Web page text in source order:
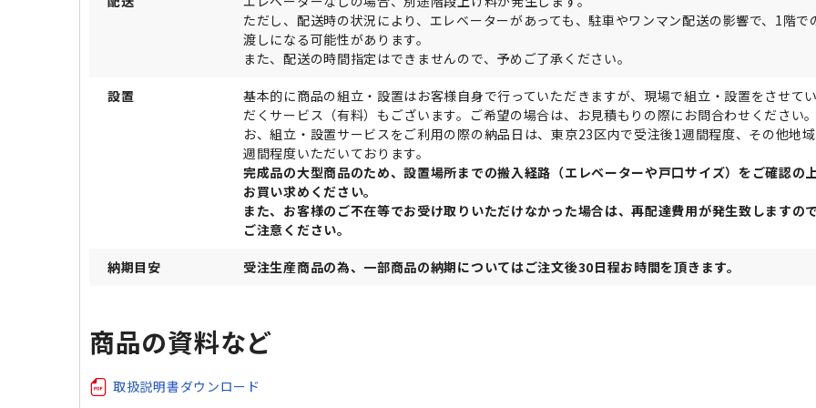
ただし、配送時の状況により、エレベーターがあっても、駐車やワンマン配送の影響で、1階で
渡しになる可能性があります。
また、配送の時間指定はできませんので、予めご了承ください。
設置
基本的に商品の組立・設置はお客様自身で行っていただきますが、現場で組立・設置をさせて
だくサービス（有料）もございます。ご希望の場合は、お見積もりの際にお問合わせください
お、組立・設置サービスをご利用の際の納品日は、東京23区内で受注後1週間程度、その他地
週間程度いただいております。
完成品の大型商品のため、設置場所までの搬入経路（エレベーターや戸口サイズ）をご確認の上
お買い求めください。
また、お客様のご不在等でお受け取りいただけなかった場合は、再配達費用が発生致しますので
ご注意ください。
納期目安 受注生産商品の為、一部商品の納期についてはご注文後30日程お時間を頂きます。
商品の資料など
取扱説明書ダウンロード